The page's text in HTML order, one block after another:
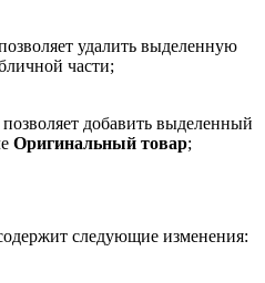
удалить выделенную
части;
позволяет добавить выделенный
Оригинальный товар;
следующие изменения: